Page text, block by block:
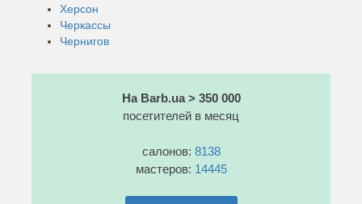
Херсон
Черкассы
Чернигов
На Barb.ua > 350 000
посетителей в месяц
салонов: 8138
мастеров: 14445